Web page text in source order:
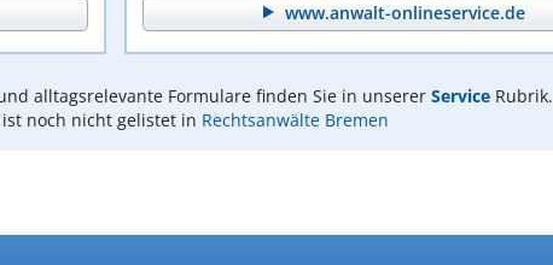
www.anwalt-onlineservice.de
alltagsrelevante Formulare finden Sie in unserer ServiceRubrik.
noch nicht gelistet in Rechtsanwälte Bremen